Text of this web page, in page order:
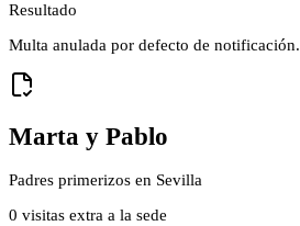
Resultado
Multa anulada por defecto de notificación.
Marta y Pablo
Padres primerizos en Sevilla
0 visitas extra a la sede